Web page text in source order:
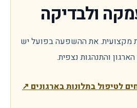
ולבדיקה
מקצועית. את ההשפעה בפועל יש
והתנהגות נצפית.
↗